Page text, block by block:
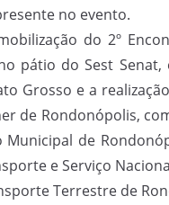
no evento.
do 2º
pátio do Sest
Grosso e a
de Rondonópolis,
de
e Serviço
Terrestre de